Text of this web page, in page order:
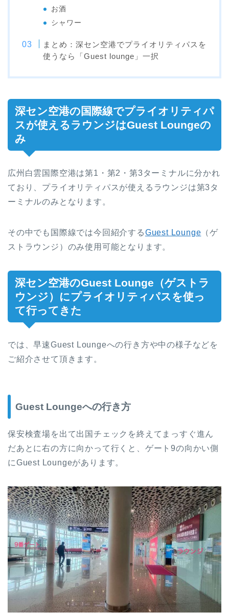
お酒
シャワー
まとめ：深セン空港でプライオリティパスを
使うなら「Guest lounge」一択
深セン空港の国際線でプライオリティパ
スが使えるラウンジはGuest Loungeの
み
広州白雲国際空港は第1・第2・第3ターミナルに分かれ
ており、プライオリティパスが使えるラウンジは第3タ
ーミナルのみとなります。
その中でも国際線では今回紹介するGuest Lounge （ゲ
ストラウンジ）のみ使用可能となります。
深セン空港のGuest Lounge（ゲストラ
ウンジ）にプライオリティパスを使っ
て行ってきた
では、早速Guest Loungeへの行き方や中の様子などを
ご紹介させて頂きます。
Guest Loungeへの行き方
保安検査場を出て出国チェックを終えてまっすぐ進ん
だあとに右の方に向かって行くと、ゲート9の向かい側
にGuest Loungeがあります。